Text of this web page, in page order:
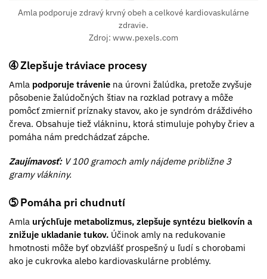
Amla podporuje zdravý krvný obeh a celkové kardiovaskulárne
zdravie.
Zdroj: www.pexels.com
➃ Zlepšuje tráviace procesy
Amla podporuje trávenie na úrovni žalúdka, pretože zvyšuje
pôsobenie žalúdočných štiav na rozklad potravy a môže
pomôcť zmierniť príznaky stavov, ako je syndróm dráždivého
čreva. Obsahuje tiež vlákninu, ktorá stimuluje pohyby čriev a
pomáha nám predchádzať zápche.
Zaujímavosť: V 100 gramoch amly nájdeme približne 3
gramy vlákniny.
➄ Pomáha pri chudnutí
Amla urýchľuje metabolizmus, zlepšuje syntézu bielkovín a
znižuje ukladanie tukov. Účinok amly na redukovanie
hmotnosti môže byť obzvlášť prospešný u ľudí s chorobami
ako je cukrovka alebo kardiovaskulárne problémy.